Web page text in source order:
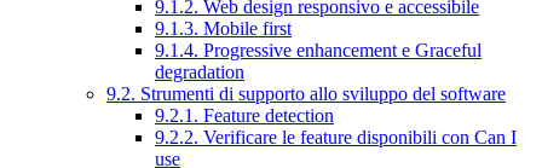
9.1.2. Web design responsivo e accessibile
9.1.3. Mobile first
9.1.4. Progressive enhancement e Graceful
degradation
9.2. Strumenti di supporto allo sviluppo del software
9.2.1. Feature detection
9.2.2. Verificare le feature disponibili con Can I
use